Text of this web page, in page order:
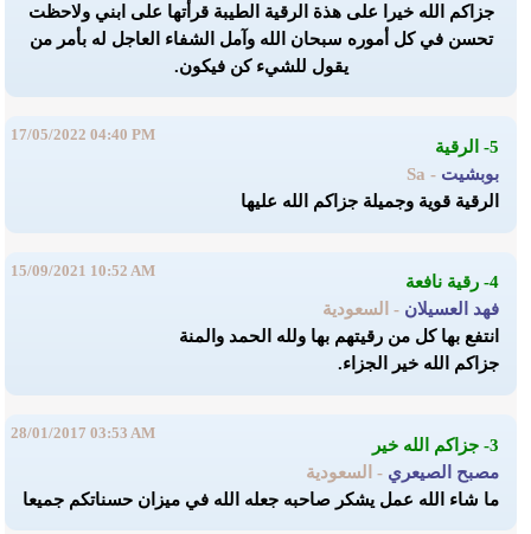
جزاكم الله خيرا على هذة الرقية الطيبة قرأتها على ابني ولاحظت
تحسن في كل أموره سبحان الله وآمل الشفاء العاجل له بأمر من
يقول للشيء كن فيكون.
5- الرقية
بوبشيت - Sa
17/05/2022 04:40 PM
الرقية قوية وجميلة جزاكم الله عليها
4- رقية نافعة
فهد العسيلان - السعودية
15/09/2021 10:52 AM
انتفع بها كل من رقيتهم بها ولله الحمد والمنة
جزاكم الله خير الجزاء.
3- جزاكم الله خير
مصبح الصيعري - السعودية
28/01/2017 03:53 AM
ما شاء الله عمل يشكر صاحبه جعله الله في ميزان حسناتكم جميعا